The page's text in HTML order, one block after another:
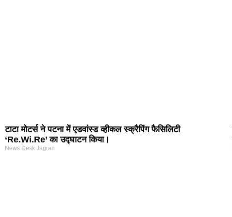
टाटा मोटर्स ने पटना में एडवांस्ड व्हीकल स्क्रैपिंग फैसिलिटी
‘Re.Wi.Re’ का उद्घाटन किया।
News Desk Jagran